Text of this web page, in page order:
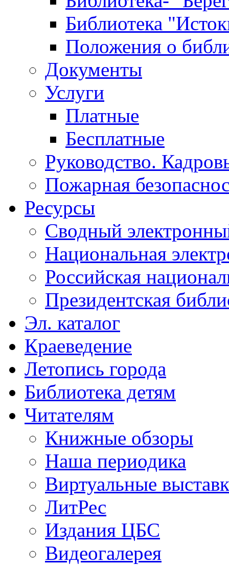
Библиотека
Положения о
Документы
Услуги
Платные
Бесплатные
Руководство.
Пожарная
Ресурсы
Сводный
Национальная
Российская
Президентская
Эл. каталог
Краеведение
Летопись города
Библиотека детям
Читателям
Книжные обзоры
Наша периодика
Виртуальные
ЛитРес
Издания ЦБС
Видеогалерея